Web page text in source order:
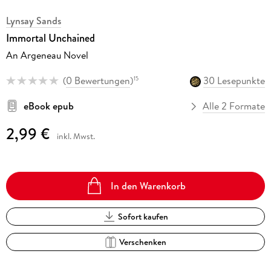
Lynsay Sands
Immortal Unchained
An Argeneau Novel
(0 Bewertungen)15
30 Lesepunkte
eBook epub
Alle 2 Formate
2,99 € inkl. Mwst.
In den Warenkorb
Sofort kaufen
Verschenken